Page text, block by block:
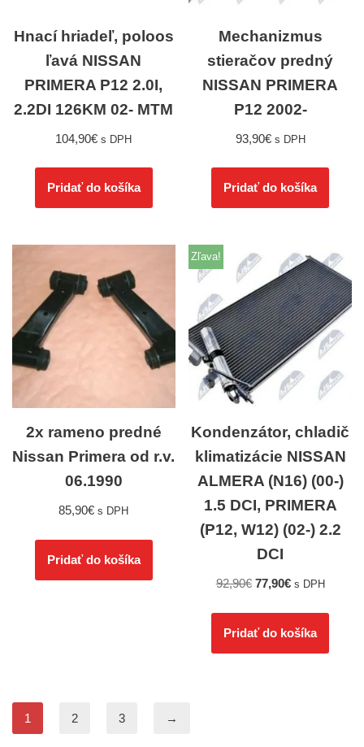
Hnací hriadeľ, poloos
ľavá NISSAN
PRIMERA P12 2.0I,
2.2DI 126KM 02- MTM
104,90€ s DPH
Pridať do košíka
Mechanizmus
stieračov predný
NISSAN PRIMERA
P12 2002-
93,90€ s DPH
Pridať do košíka
2x rameno predné
Nissan Primera od r.v.
06.1990
85,90€ s DPH
Pridať do košíka
Zľava!
Kondenzátor, chladič
klimatizácie NISSAN
ALMERA (N16) (00-)
1.5 DCI, PRIMERA
(P12, W12) (02-) 2.2
DCI
92,90€ 77,90€ s DPH
Pridať do košíka
1 2 3 →